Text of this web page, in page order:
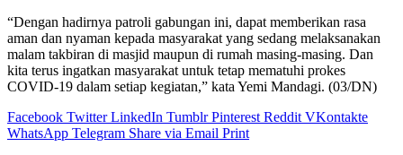
“Dengan hadirnya patroli gabungan ini, dapat memberikan rasa
aman dan nyaman kepada masyarakat yang sedang melaksanakan
malam takbiran di masjid maupun di rumah masing-masing. Dan
kita terus ingatkan masyarakat untuk tetap mematuhi prokes
COVID-19 dalam setiap kegiatan,” kata Yemi Mandagi. (03/DN)
Facebook Twitter LinkedIn Tumblr Pinterest Reddit VKontakte
WhatsApp Telegram Share via Email Print